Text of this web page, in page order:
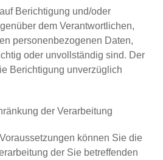
Berichtigung und/oder
dem Verantwortlichen,
personenbezogenen Daten,
oder unvollständig sind. Der
Berichtigung unverzüglich
der Verarbeitung
können Sie die
der Sie betreffenden